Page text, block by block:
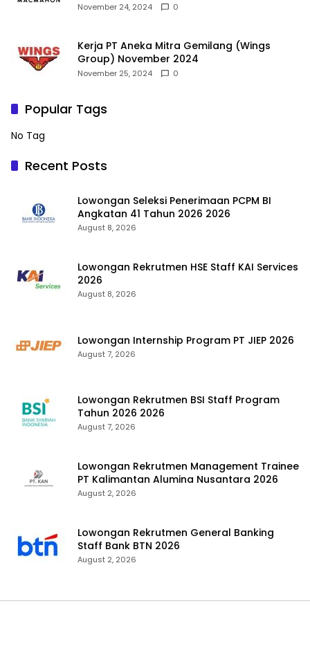
November 24, 2024 0
Kerja PT Aneka Mitra Gemilang (Wings
Group) November 2024
November 25, 2024 0
Popular Tags
No Tag
Recent Posts
Lowongan Seleksi Penerimaan PCPM BI
Angkatan 41 Tahun 2026 2026
August 8, 2026
Lowongan Rekrutmen HSE Staff KAI Services
2026
August 8, 2026
Lowongan Internship Program PT JIEP 2026
August 7, 2026
Lowongan Rekrutmen BSI Staff Program
Tahun 2026 2026
August 7, 2026
Lowongan Rekrutmen Management Trainee
PT Kalimantan Alumina Nusantara 2026
August 2, 2026
Lowongan Rekrutmen General Banking
Staff Bank BTN 2026
August 2, 2026